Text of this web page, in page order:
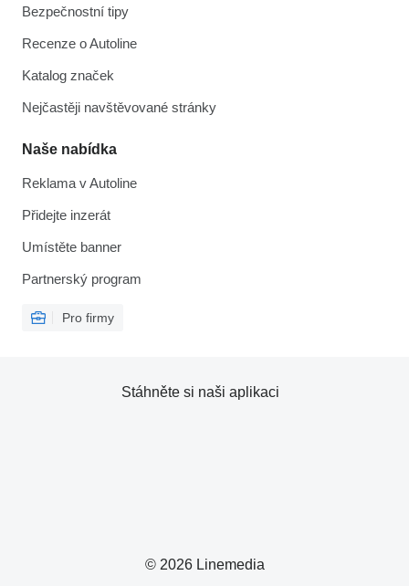
Bezpečnostní tipy
Recenze o Autoline
Katalog značek
Nejčastěji navštěvované stránky
Naše nabídka
Reklama v Autoline
Přidejte inzerát
Umístěte banner
Partnerský program
Pro firmy
© 2026 Linemedia
Stáhněte si naši aplikaci